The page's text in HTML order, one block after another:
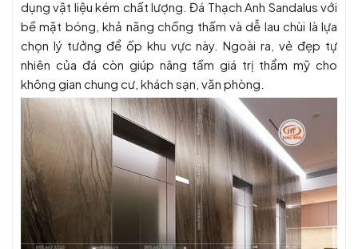
dụng vật liệu kém chất lượng.Đá Thạch Anh Sandalus với
bề mặt bóng, khả năng chống thấm và dễ lau chùi là lựa
chọn lý tưởng để ốp khu vực này. Ngoài ra, vẻ đẹp tự
nhiên của đá còn giúp nâng tầm giá trị thẩm mỹ cho
không gian chung cư, khách sạn, văn phòng.